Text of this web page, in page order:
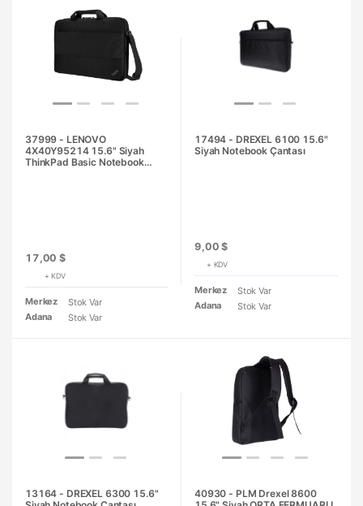
37999 - LENOVO
4X40Y95214 15.6" Siyah
ThinkPad Basic Notebook
17,00 $
+ KDV
Merkez
Stok Var
Adana
Stok Var
17494 - DREXEL 6100 15.6"
Siyah Notebook Çantası
9,00 $
+ KDV
Merkez
Stok Var
Adana
Stok Var
13164 - DREXEL 6300 15.6"
40930 - PLM Drexel 8600